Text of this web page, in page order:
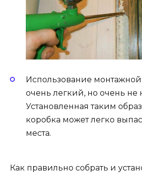
Использование
очень легкий, но очень
Установленная таким
коробка может легко
места.
Как правильно собрать и